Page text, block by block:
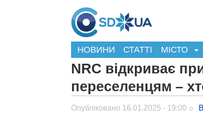
НОВИНИ СТАТТІ МІСТО
NRC відкриває
переселенцям –
Опубліковано 16.01.2025 - 19:00